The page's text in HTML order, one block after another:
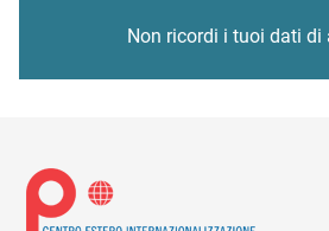
Non ricordi i tuoi dati di